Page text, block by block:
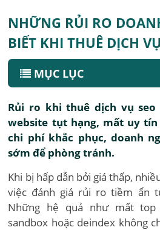
NHỮNG RỦI RO
BIẾT KHI THUÊ DỊCH
MỤC LỤC
Rủi ro khi thuê dịch vụ
website tụt hạng, mất uy
chi phí khắc phục, doanh
sớm để phòng tránh.
Khi bị hấp dẫn bởi giá thấp,
việc đánh giá rủi ro tiềm ẩn
Những hệ quả như mất
sandbox hoặc deindex không